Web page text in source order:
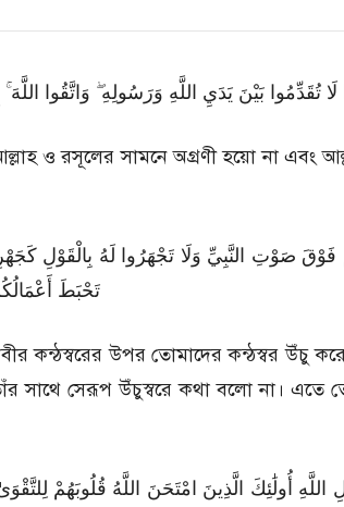
لَا تُقَدِّمُوا بَيْنَ يَدَيِ اللَّهِ وَرَسُولِهِ ۖ وَاتَّقُوا
ও রসূলের সামনে অগ্রণী হয়ো না এবং
فَوْقَ صَوْتِ النَّبِيِّ وَلَا تَجْهَرُوا لَهُ بِالْقَوْلِ
تَحْبَطَ
কন্ঠস্বরের উপর তোমাদের কন্ঠস্বর উঁচু
সাথে সেরূপ উঁচুস্বরে কথা বলো না। এতে
أُولَٰئِكَ الَّذِينَ امْتَحَنَ اللَّهُ قُلُوبَهُمْ